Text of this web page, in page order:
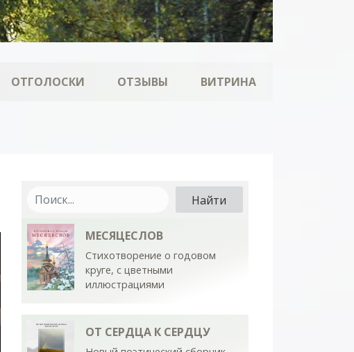
ОТГОЛОСКИ ОТЗЫВЫ ВИТРИНА
МЕСЯЦЕСЛОВ
Стихотворение о годовом
круге, с цветными
иллюстрациями
ОТ СЕРДЦА К СЕРДЦУ